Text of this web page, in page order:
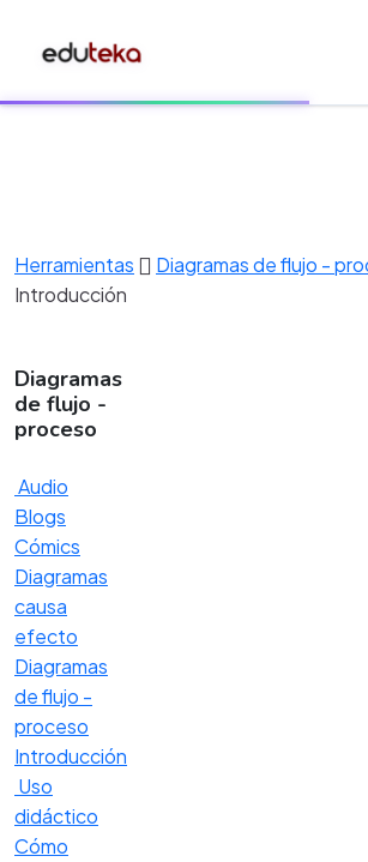
Herramientas
Diagramas de flujo -
Introducción
Diagramas
de flujo -
proceso
Audio
Blogs
Cómics
Diagramas
causa
efecto
Diagramas
de flujo -
proceso
Introducción
Uso
didáctico
Cómo